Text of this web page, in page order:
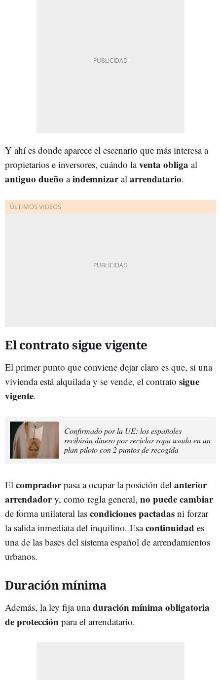
Y ahí es donde aparece el escenario que más interesa a
propietarios e inversores, cuándo laventa obliga al
antiguo dueño aindemnizaral arrendatario.
El contrato sigue vigente
El primer punto que conviene dejar claro es que, si una
vivienda está alquilada y se vende, el contrato sigue
vigente.
Confirmado por la UE: los españoles
recibirán dinero por reciclar ropa usada en un
plan piloto con 2 puntos de recogida
El compradorpasa a ocupar la posición del anterior
arrendadory, como regla general, no puede cambiar
de forma unilateral las condicionespactadas ni forzar
la salida inmediata del inquilino. Esacontinuidad es
una de las bases del sistema español de arrendamientos
urbanos.
Duración mínima
Además, la ley fija unaduración mínima obligatoria
de protección para el arrendatario.